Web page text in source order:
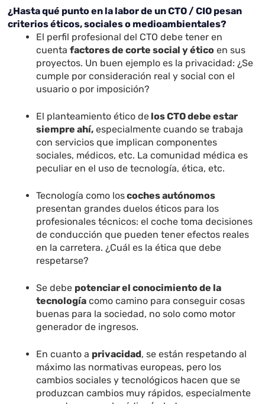
¿Hasta qué punto en la labor de un CTO / CIO pesan
criterios éticos, sociales o medioambientales?
El perfil profesional del CTO debe tener en
cuentafactores de corte social y ético en sus
proyectos. Un buen ejemplo es la privacidad: ¿Se
cumple por consideración real y social con el
usuario o por imposición?
El planteamiento ético de los CTO debe estar
siempre ahí, especialmente cuando se trabaja
con servicios que implican componentes
sociales, médicos, etc. La comunidad médica es
peculiar en el uso de tecnología, ética, etc.
Tecnología como loscoches autónomos
presentan grandes duelos éticos para los
profesionales técnicos: el coche toma decisiones
de conducción que pueden tener efectos reales
en la carretera. ¿Cuál es la ética que debe
respetarse?
Se debe potenciar el conocimiento de la
tecnología como camino para conseguir cosas
buenas para la sociedad, no solo como motor
generador de ingresos.
En cuanto a privacidad, se están respetando al
máximo las normativas europeas, pero los
cambios sociales y tecnológicos hacen que se
produzcan cambios muy rápidos, especialmente